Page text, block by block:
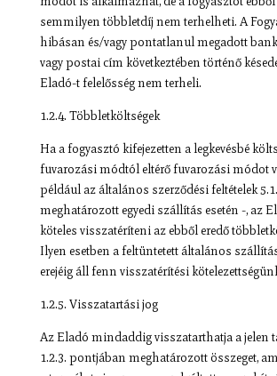
semmilyen többletdíj nem terhelheti. A
hibásan és/vagy pontatlanul megadott
vagy postai cím következtében történő
Eladó-t felelősség nem terheli.
1.2.4. Többletköltségek
Ha a fogyasztó kifejezetten a legkevésbé
fuvarozási módtól eltérő fuvarozási módot
például az általános szerződési feltételek
meghatározott egyedi szállítás esetén -, az
köteles visszatéríteni az ebből eredő
Ilyen esetben a feltüntetett általános
erejéig áll fenn visszatérítési
1.2.5. Visszatartási jog
Az Eladó mindaddig visszatarthatja a jelen
1.2.3. pontjában meghatározott összeget,